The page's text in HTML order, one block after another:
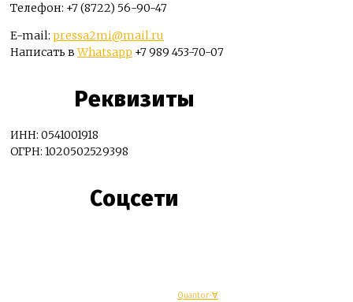
Телефон: +7 (8722) 56-90-47
E-mail: pressa2mi@mail.ru
Написать вWhatsapp +7 989 453-70-07
Реквизиты
ИНН: 0541001918
ОГРН: 1020502529398
Соцсети
Quantor-∀